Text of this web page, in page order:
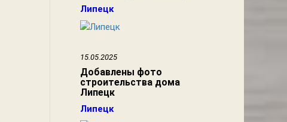
Липецк
15.05.2025
Добавлены фото
строительства дома
Липецк
Липецк